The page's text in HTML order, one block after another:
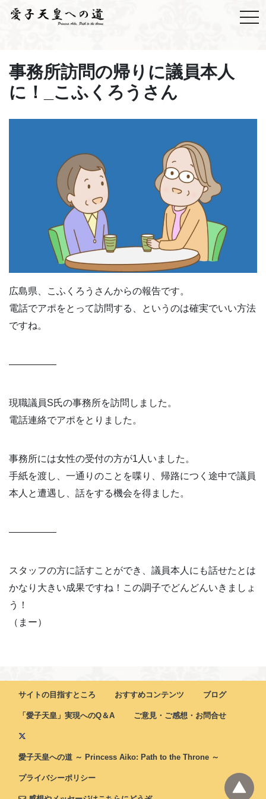
事務所訪問の帰りに議員本人
に！_こふくろうさん
広島県、こふくろうさんからの報告です。
電話でアポをとって訪問する、というのは確実でいい方法
ですね。
—————
現職議員S氏の事務所を訪問しました。
電話連絡でアポをとりました。
事務所には女性の受付の方が1人いました。
手紙を渡し、一通りのことを喋り、帰路につく途中で議員
本人と遭遇し、話をする機会を得ました。
—————
スタッフの方に話すことができ、議員本人にも話せたとは
かなり大きい成果ですね！この調子でどんどんいきましょ
う！
（まー）
サイトの目指すところ おすすめコンテンツ ブログ
「愛子天皇」実現へのQ＆A ご意見・ご感想・お問合せ
愛子天皇への道 ～ Princess Aiko: Path to the Throne ～
プライバシーポリシー